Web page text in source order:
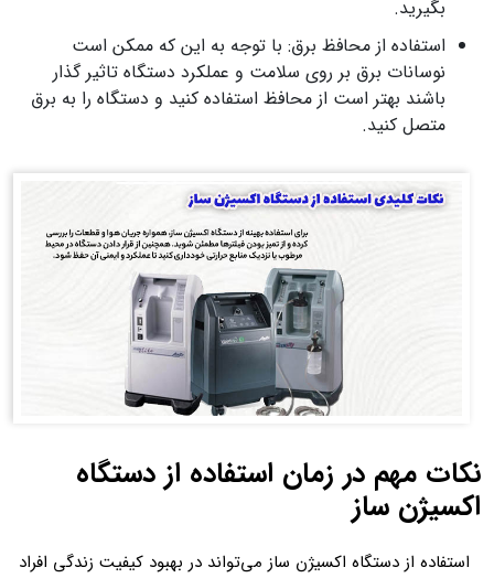
بگیرید.
استفاده از محافظ برق: با توجه به این که ممکن است
نوسانات برق بر روی سلامت و عملکرد دستگاه تاثیر گذار
باشند بهتر است از محافظ استفاده کنید و دستگاه را به برق
متصل کنید.
نکات مهم در زمان استفاده از دستگاه
اکسیژن ساز
استفاده از دستگاه اکسیژن‌ ساز می‌‌تواند در بهبود کیفیت زندگی افراد